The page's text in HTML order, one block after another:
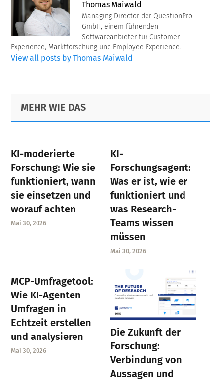
Thomas Maiwald
Managing Director der QuestionPro
GmbH, einem führenden
Softwareanbieter für Customer
Experience, Marktforschung und Employee Experience.
View all posts by Thomas Maiwald
Primary
Sidebar
Footer
MEHR WIE DAS
KI-moderierte
Forschung: Wie sie
funktioniert, wann
sie einsetzen und
worauf achten
Mai 30, 2026
KI-
Forschungsagent:
Was er ist, wie er
funktioniert und
was Research-
Teams wissen
müssen
Mai 30, 2026
MCP-Umfragetool:
Wie KI-Agenten
Umfragen in
Echtzeit erstellen
und analysieren
Mai 30, 2026
Die Zukunft der
Forschung:
Verbindung von
Aussagen und